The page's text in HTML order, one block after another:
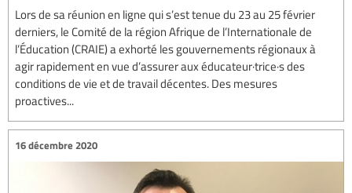
Lors de sa réunion en ligne qui s’est tenue du 23 au 25 février
derniers, le Comité de la région Afrique de l’Internationale de
l’Éducation (CRAIE) a exhorté les gouvernements régionaux à
agir rapidement en vue d’assurer aux éducateur·trice·s des
conditions de vie et de travail décentes. Des mesures
proactives...
16 décembre 2020